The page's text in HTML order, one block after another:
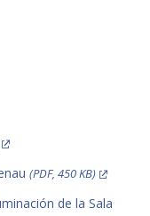
(PDF, 450 KB)
de la Sala